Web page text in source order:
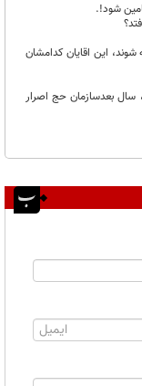
شود!.
این اقایان کدامشان
بعدسازمان حج اصرار